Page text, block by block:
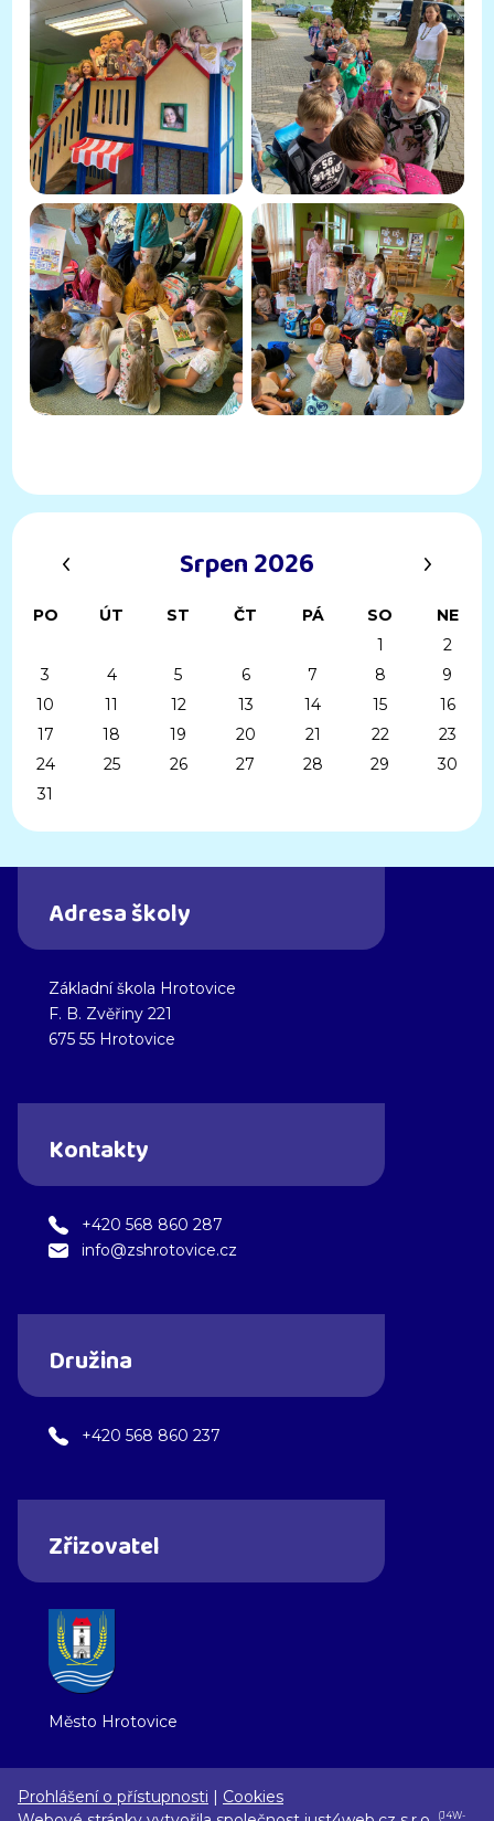
Srpen 2026
PO ÚT ST ČT PÁ SO
NE
1
2
3
4 5 6 7 8
9
10
11 12 13 14 15
16
17
18 19 20 21 22
23
24
25 26 27 28 29
30
31
Adresa školy
Základní škola Hrotovice
F. B. Zvěřiny 221
675 55 Hrotovice
Kontakty
+420 568 860 287
info@zshrotovice.cz
Družina
+420 568 860 237
Zřizovatel
Město Hrotovice
Prohlášení o přístupnosti
Cookies
(J4W-